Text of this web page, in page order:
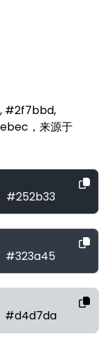
#2f7bbd,
，来源于
#252b33
#323a45
#d4d7da